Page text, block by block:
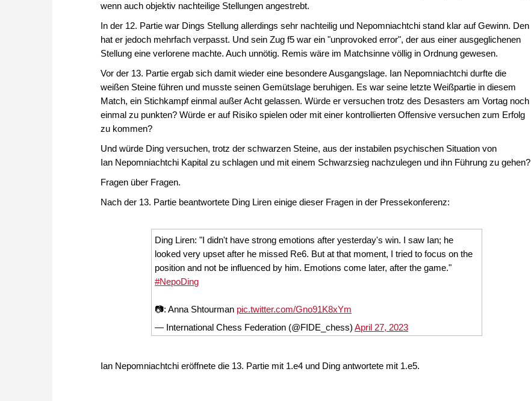
wenn auch objektiv nachteilige Stellungen angestrebt.
In der 12. Partie war Dings Stellung allerdings sehr nachteilig und Nepomniachtchi stand klar auf Gewinn. Den
hat er jedoch mehrfach verpasst. Und sein Zug f5 war ein "unprovoked error", der aus einer ausgeglichenen
Stellung eine verlorene machte. Auch unnötig. Remis wäre im Matchsinne völlig in Ordnung gewesen.
Vor der 13. Partie ergab sich damit wieder eine besondere Ausgangslage. Ian Nepomniachtchi durfte die
weißen Steine führen und musste seinen Gemütslage beruhigen. Es war seine letzte Weißpartie in diesem
Match, ein Stichkampf einmal außer Acht gelassen. Würde er versuchen trotz des Desasters am Vortag noch
einmal zu punkten? Würde er auf Risiko spielen oder mit einer kontrollierten Offensive versuchen zum Erfolg
zu kommen?
Und würde Ding versuchen, trotz der schwarzen Steine, aus der instabilen psychischen Situation von
Ian Nepomniachtchi Kapital zu schlagen und mit einem Schwarzsieg nachzulegen und ihn Führung zu gehen?
Fragen über Fragen.
Nach der 13. Partie beantwortete Ding Liren einige dieser Fragen in der Pressekonferenz:
Ding Liren: "I didn't have strong emotions after yesterday's win. I saw Ian; he
looked very upset after he missed Re6. But at that moment, I tried to focus on the
position and not be influenced by him. Emotions come later, after the game."
#NepoDing
📷: Anna Shtourman pic.twitter.com/Gno91K8xYm
— International Chess Federation (@FIDE_chess)April 27, 2023
Ian Nepomniachtchi eröffnete die 13. Partie mit 1.e4 und Ding antwortete mit 1.e5.